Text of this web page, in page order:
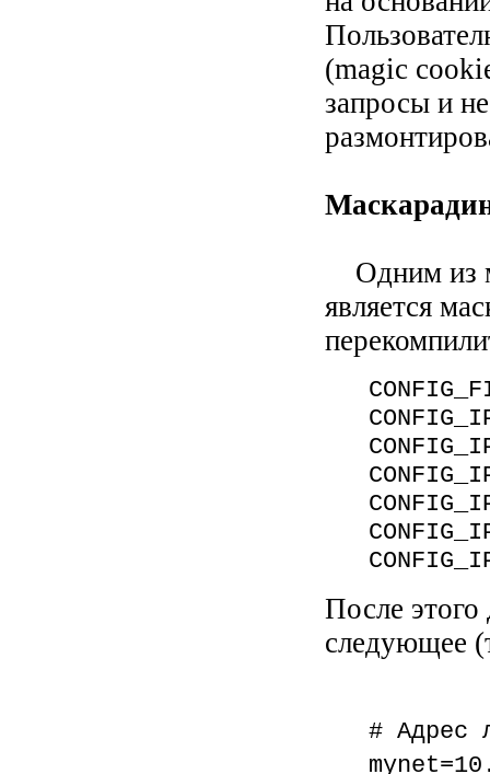
(magic
запросы и
Одним из
является
После этого
следующее
# Адрес